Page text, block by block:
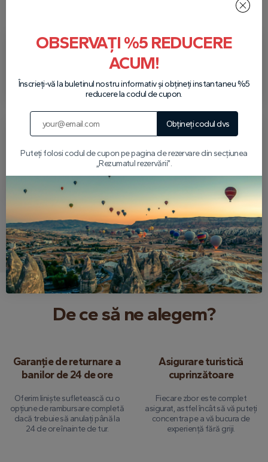
Rezervă-ți turul
rezervați gratuit.
Plata in vehicul
venim să vă luăm.
Transfer
Vă vom lua de la hotel
ați rezervat.
Întoarcere
Vă vom lăsa la hotel
Scrie-ne pe WhatsApp
De ce să ne alegem?
Garanție de returnare a
banilor de 24 de ore
Oferim liniște sufletească cu o
opțiune de rambursare completă
dacă trebuie să anulați până la
24 de ore înainte de tur.
Asigurare turistică
cuprinzătoare
Fiecare zbor este complet
asigurat, astfel încât să vă puteți
concentra pe a vă bucura de
experiență fără griji.
OBSERVAȚI %5 REDUCERE
ACUM!
Înscrieți-vă la buletinul nostru informativ și obțineți instantaneu %5
reducere la codul de cupon.
Obțineți codul dvs
Puteți folosi codul de cupon pe pagina de rezervare din secțiunea
„Rezumatul rezervării”.